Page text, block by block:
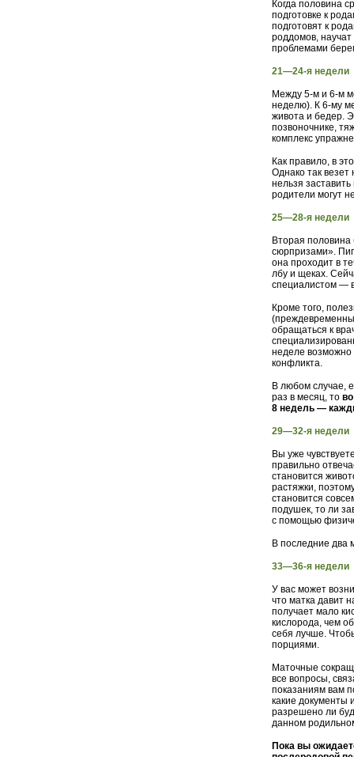
Когда половина
подготовке к
подготовят к
роддомов,
проблемами
21—24-я недели
Между 5-м и 6-м
неделю). К 6-му
живота и бедер.
позвоночнике,
комплекс
Как правило, в
Однако так везет
нельзя
родители могут
25—28-я недели
Вторая
сюрпризами».
она проходит в
лбу и щеках.
специалистом —
Кроме того,
обращаться к
неделе возможно
конфликта.
В любом случае,
раз в месяц, то
8 недель —
29—32-я недели
Вы уже
правильно
становится
растяжки,
становится
подушек, то ли
с помощью
В последние два
33—36-я недели
У вас может
что матка давит
получает мало
кислорода, чем
себя лучше.
порциями.
Маточные
все вопросы,
показаниям вам
какие документы
разрешено ли
данном
Пока вы